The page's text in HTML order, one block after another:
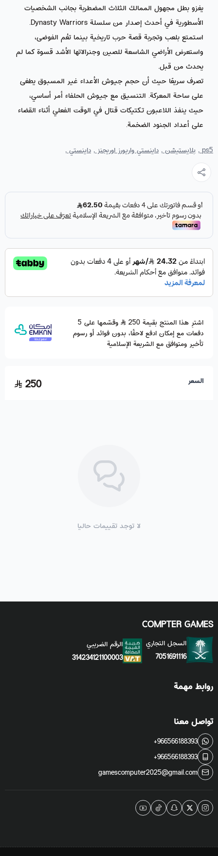
يغزو بطل مجهول الممالك الثلاث المضطربة بجانب الشخصيات
الأسطورية في أحدث إصدار من سلسلة Dynasty Warriors.
استمتع بلعب وتجربة قصة حرب تاريخية بينما تعُم الفوضى،
واستعرض الأراضي الشاسعة للصين وجنرالاتها الأشد قسوة كما لم
يحدث من قبل.
تصرف سريعًا حيث أن حجم جيوش الأعداء غير المسبوق يطغى
على ساحة المعركة. التنسيق مع جيوش الحلفاء أمر أساسي،
حيث ينفذ اللاعبون تكتيكات قتال في الوقت الفعلي أثناء القضاء
على أعداد الجنود الضخمة.
ps5 , بلايستيشن , داينستي واريورز اوريجنز , داينستي ,
اشترِ هذا المنتج بقيمة 250
وقسّمها على 5
دفعات مع إمكان ادفع لاحقًا، بدون فوائد أو رسوم
تأخير ومتوافق مع الشريعة الإسلامية
السعر 250
لا توجد تقييمات حاليا
COMPTER GAMES
السجل التجاري
7051691116
الرقم الضريبي
314234121100003
روابط مهمة
تواصل معنا
+966566188393
+966566188393
gamescomputer2025@gmail.com